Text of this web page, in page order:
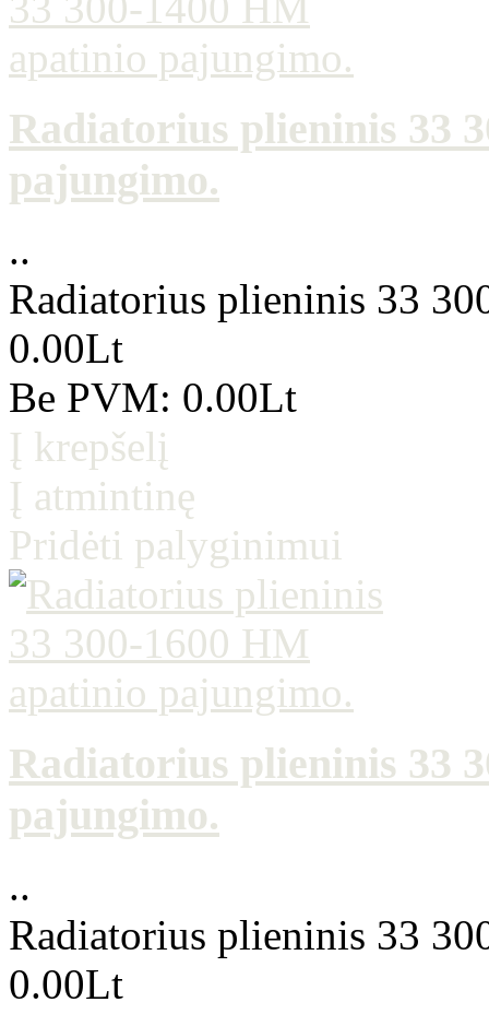
Radiatorius plieninis 33
pajungimo.
..
Radiatorius plieninis 33
0.00Lt
Be PVM: 0.00Lt
Į krepšelį
Į atmintinę
Pridėti palyginimui
Radiatorius plieninis 33
pajungimo.
..
Radiatorius plieninis 33
0.00Lt